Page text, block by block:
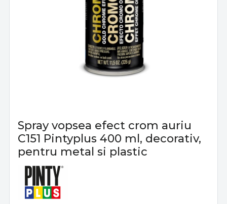
Spray vopsea efect crom auriu
C151 Pintyplus 400 ml, decorativ,
pentru metal si plastic